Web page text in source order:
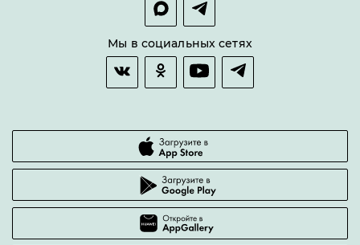
Гарантии качества
Часто задаваемые вопросы
Мы в социальных сетях